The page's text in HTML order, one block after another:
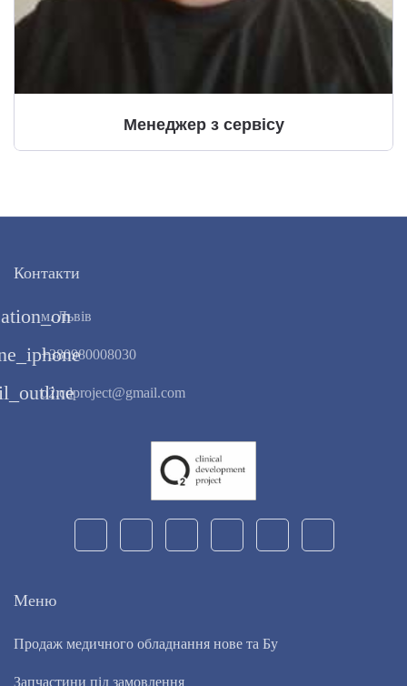
Менеджер з сервісу
Контакти
м. Львів
+380980008030
o2.cdproject@gmail.com
Меню
Продаж медичного обладнання нове та Бу
Запчастини під замовлення